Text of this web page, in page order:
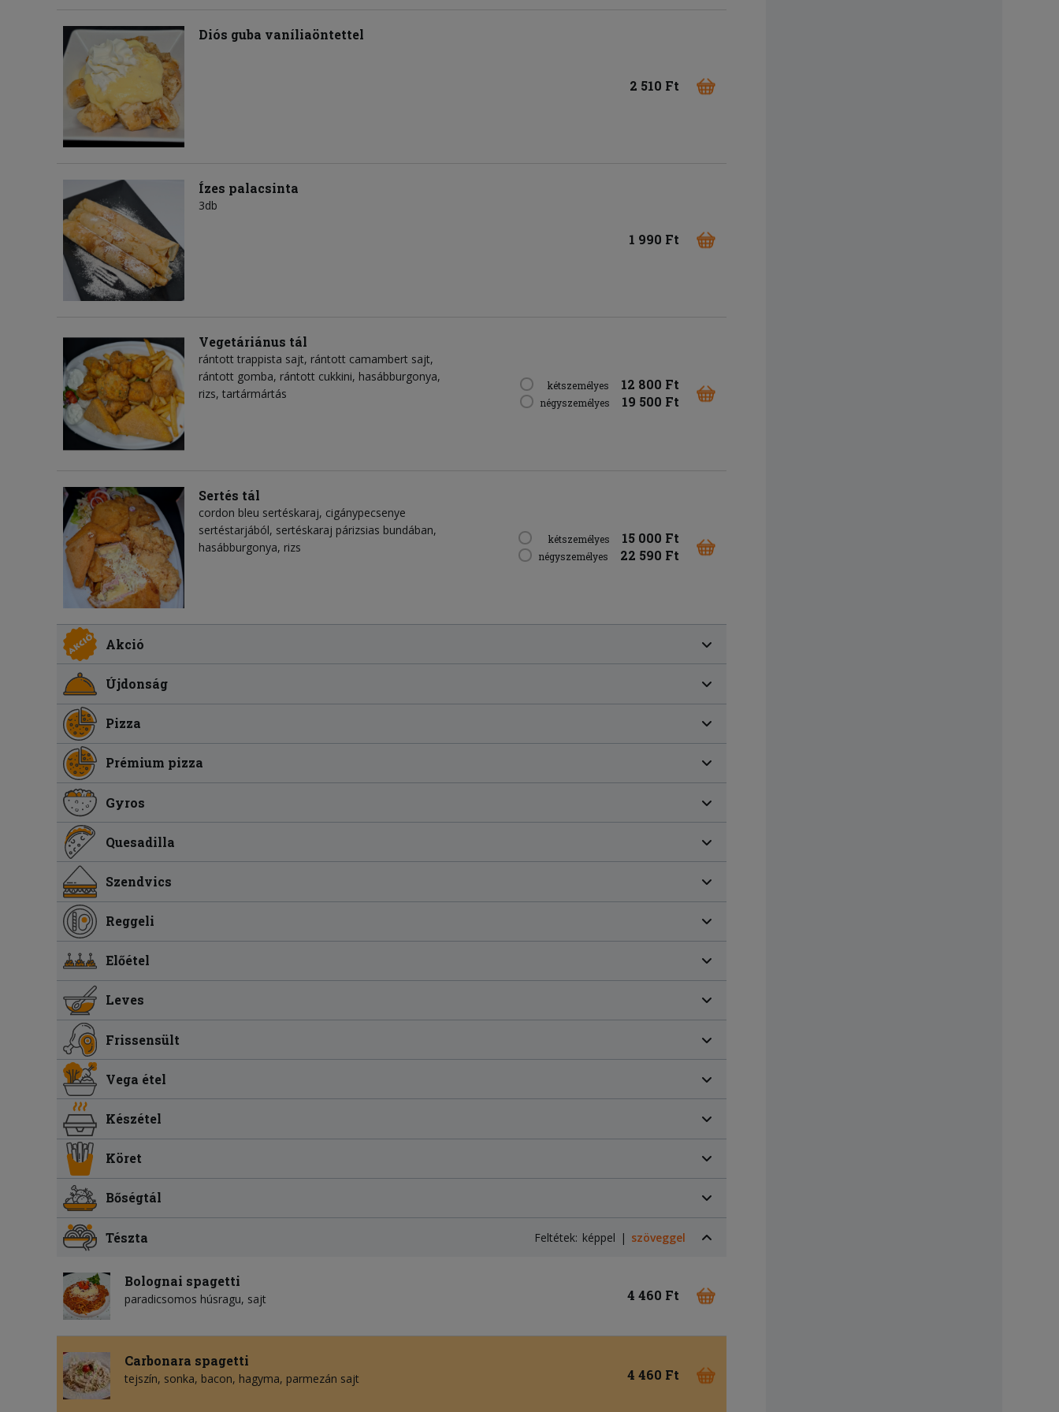
Diós guba vaníliaöntettel
2 510 Ft
Ízes palacsinta
3db
1 990 Ft
Vegetáriánus tál
rántott trappista sajt, rántott camambert sajt,
rántott gomba, rántott cukkini, hasábburgonya,
rizs, tartármártás
kétszemélyes 12 800 Ft
négyszemélyes 19 500 Ft
Sertés tál
cordon bleu sertéskaraj, cigánypecsenye
sertéstarjából, sertéskaraj párizsias bundában,
hasábburgonya, rizs
kétszemélyes 15 000 Ft
négyszemélyes 22 590 Ft
Akció
Újdonság
Pizza
Prémium pizza
Gyros
Quesadilla
Szendvics
Reggeli
Előétel
Leves
Frissensült
Vega étel
Készétel
Köret
Bőségtál
Tészta Feltétek: képpel szöveggel
Bolognai spagetti
paradicsomos húsragu sajt 4 460 Ft
Carbonara spagetti
tejszín sonka bacon hagyma parmezán sajt 4 460 Ft